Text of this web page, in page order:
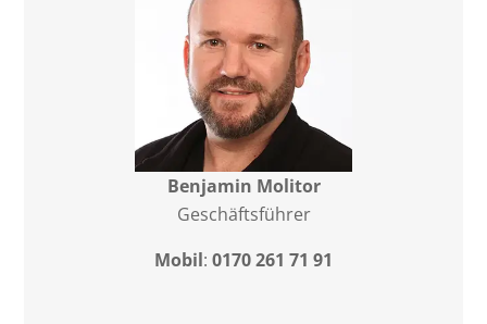
Benjamin Molitor
Geschäftsführer
Mobil: 0170 261 71 91